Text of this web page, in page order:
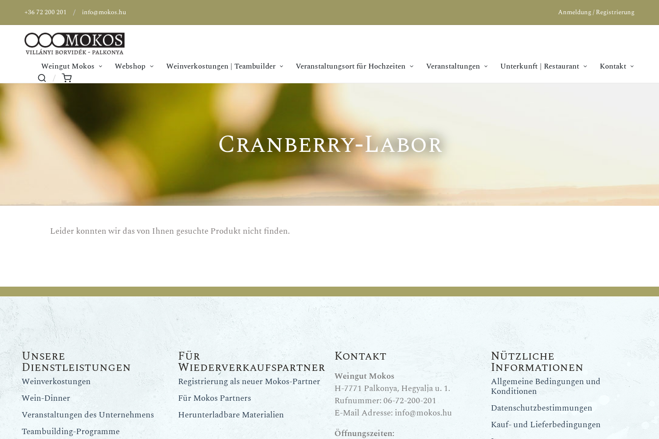
+36 72 200 201 info@mokos.hu Anmeldung / Registrierung
Weingut Mokos Webshop Weinverkostungen | Teambuilder Veranstaltungsort für Hochzeiten Veranstaltungen Unterkunft | Restaurant Kontakt
Cranberry-Labor
Leider konnten wir das von Ihnen gesuchte Produkt nicht finden.
Unsere
Dienstleistungen
Weinverkostungen
Wein-Dinner
Veranstaltungen des Unternehmens
Teambuilding-Programme
Für
Wiederverkaufspartner
Registrierung als neuer Mokos-Partner
Für Mokos Partners
Herunterladbare Materialien
Kontakt
Weingut Mokos
H-7771 Palkonya, Hegyalja u. 1.
Rufnummer:06-72-200-201
E-Mail Adresse: info@mokos.hu
Öffnungszeiten:
Nützliche
Informationen
Allgemeine Bedingungen und
Konditionen
Datenschutzbestimmungen
Kauf- und Lieferbedingungen